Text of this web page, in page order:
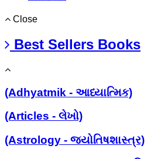
Close
Best Sellers Books
(Adhyatmik - આધ્યાત્મિક)
(Articles - લેખો)
(Astrology - જ્યોતિષશાસ્ત્ર)